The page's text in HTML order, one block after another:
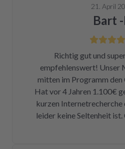
21. April
Bart
Richtig gut und
empfehlenswert! Unser
mitten im Programm den
Hat vor 4 Jahren 1.100€
kurzen Internetrecherche
leider keine Seltenheit